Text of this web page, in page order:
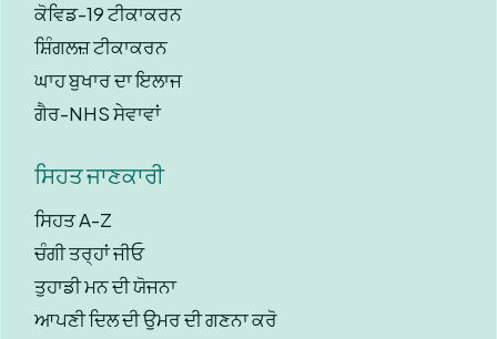
ਕੋਵਿਡ-19 ਟੀਕਾਕਰਨ
ਸ਼ਿੰਗਲਜ਼ ਟੀਕਾਕਰਨ
ਘਾਹ ਬੁਖਾਰ ਦਾ ਇਲਾਜ
ਗੈਰ-NHS ਸੇਵਾਵਾਂ
ਸਿਹਤ ਜਾਣਕਾਰੀ
ਸਿਹਤ A-Z
ਚੰਗੀ ਤਰ੍ਹਾਂ ਜੀਓ
ਤੁਹਾਡੀ ਮਨ ਦੀ ਯੋਜਨਾ
ਆਪਣੀ ਦਿਲ ਦੀ ਉਮਰ ਦੀ ਗਣਨਾ ਕਰੋ